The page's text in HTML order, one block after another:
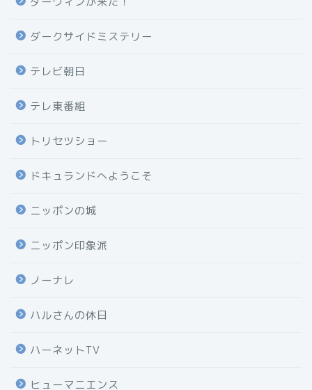
ダークサイドミステリー
テレビ朝日
テレ東番組
トリセツショー
ドキュランドへようこそ
ニッポンの城
ニッポン印象派
ノーナレ
ハルさんの休日
ハーネットTV
ヒューマニエンス